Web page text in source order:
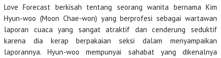
Love Forecast berkisah tentang seorang wanita bernama Kim
Hyun-woo (Moon Chae-won) yang berprofesi sebagai wartawan
laporan cuaca yang sangat atraktif dan cenderung seduktif
karena dia kerap berpakaian seksi dalam menyampaikan
laporannya. Hyun-woo mempunyai sahabat yang dikenalnya